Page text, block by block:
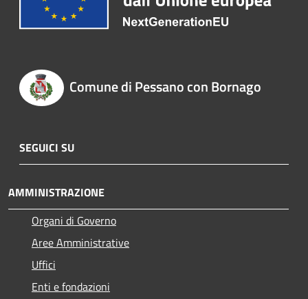
Comune di Pessano con Bornago
SEGUICI SU
AMMINISTRAZIONE
Organi di Governo
Aree Amministrative
Uffici
Enti e fondazioni